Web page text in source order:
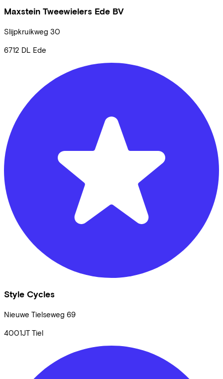
Maxstein Tweewielers Ede BV
Slijpkruikweg 30
6712 DL Ede
Style Cycles
Nieuwe Tielseweg 69
4001JT Tiel